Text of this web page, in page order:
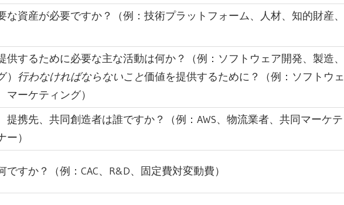
な資産が必要ですか？（例：技術プラットフォーム、人材、知的財産、
供するために必要な主な活動は何か？（例：ソフトウェア開発、製造、
行わなければならないこと価値を提供するために？（例：ソフトウェ
マーケティング）
提携先、共同創造者は誰ですか？（例：AWS、物流業者、共同マーケテ
ー）
ですか？（例：CAC、R&D、固定費対変動費）